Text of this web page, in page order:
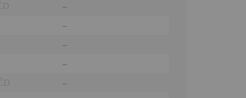
–
–
–
–
–